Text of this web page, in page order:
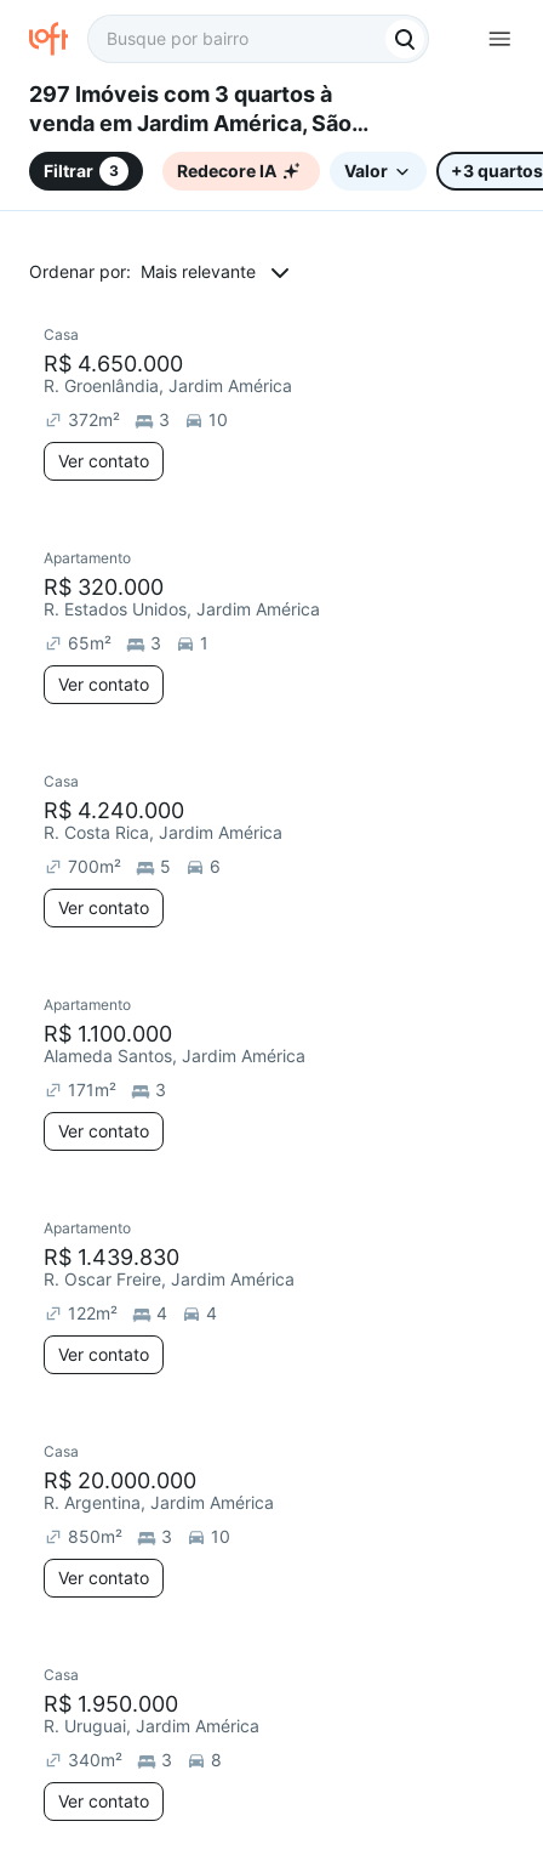
297 Imóveis com 3 quartos à
venda em Jardim América, São
Paulo, SP
Filtrar 3 Redecore IA Valor +3 quartos
Ordenar por: Mais relevante
Casa
R$ 4.650.000
R. Groenlândia, Jardim América
372m² 3
10
Ver contato
Chegou este mês
Apartamento
R$ 320.000
R. Estados Unidos, Jardim América
65m² 3
1
Ver contato
Preço abaixo do mercado
Casa
R$ 4.240.000
R. Costa Rica, Jardim América
700m² 5
6
Ver contato
Redecorar
Apartamento
R$ 1.100.000
Alameda Santos, Jardim América
171m²
3
Ver contato
Chegou este mês
Apartamento
R$ 1.439.830
R. Oscar Freire, Jardim América
122m² 4
4
Ver contato
Casa
R$ 20.000.000
R. Argentina, Jardim América
850m² 3
10
Ver contato
Casa
R$ 1.950.000
R. Uruguai, Jardim América
340m² 3
8
Ver contato